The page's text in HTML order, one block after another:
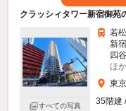
クラッシィタワー新宿御苑
すべての写真
若
新
四
ほ
東
35階建